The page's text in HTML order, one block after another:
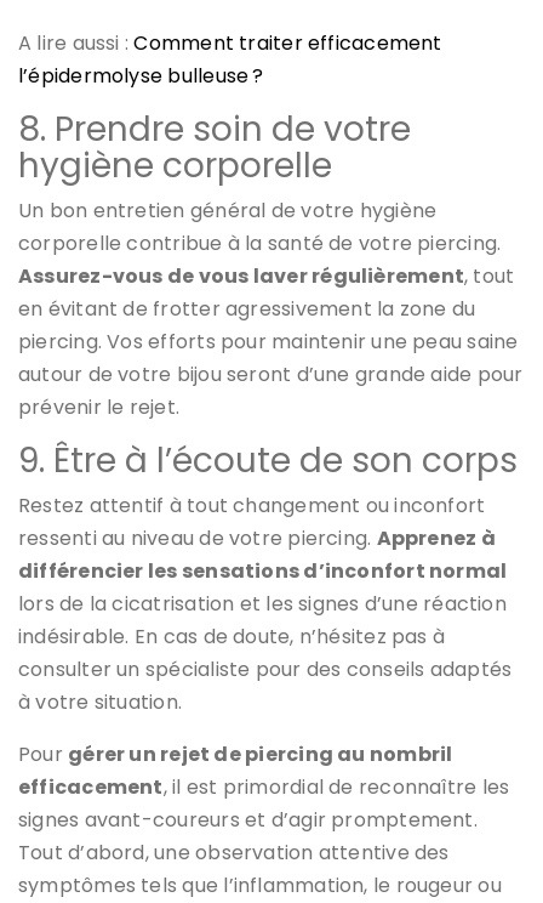
A lire aussi :Comment traiter efficacement
l’épidermolyse bulleuse ?
8. Prendre soin de votre
hygiène corporelle
Un bon entretien général de votre hygiène
corporelle contribue à la santé de votre piercing.
Assurez-vous de vous laver régulièrement, tout
en évitant de frotter agressivement la zone du
piercing. Vos efforts pour maintenir une peau saine
autour de votre bijou seront d’une grande aide pour
prévenir le rejet.
9. Être à l’écoute de son corps
Restez attentif à tout changement ou inconfort
ressenti au niveau de votre piercing. Apprenez à
différencier les sensations d’inconfort normal
lors de la cicatrisation et les signes d’une réaction
indésirable. En cas de doute, n’hésitez pas à
consulter un spécialiste pour des conseils adaptés
à votre situation.
Pour gérer un rejet de piercing au nombril
efficacement, il est primordial de reconnaître les
signes avant-coureurs et d’agir promptement.
Tout d’abord, une observation attentive des
symptômes tels que l’inflammation, le rougeur ou